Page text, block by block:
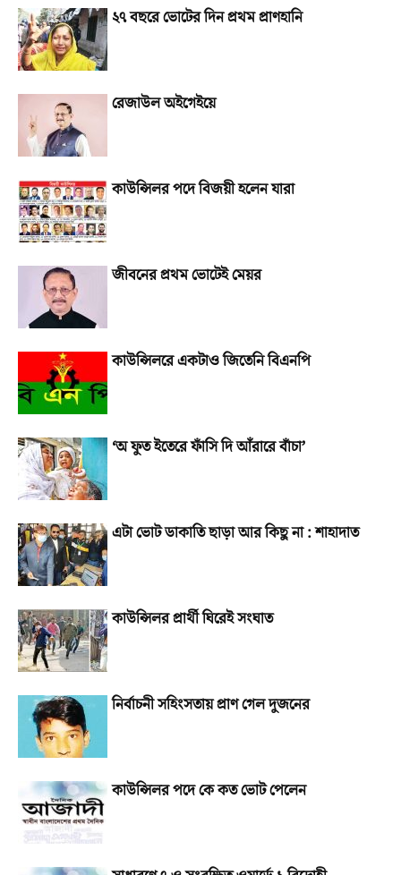
২৭ বছরে ভোটের দিন প্রথম প্রাণহানি
রেজাউল অইগেইয়ে
কাউন্সিলর পদে বিজয়ী হলেন যারা
জীবনের প্রথম ভোটেই মেয়র
কাউন্সিলরে একটাও জিতেনি বিএনপি
‘অ ফুত ইতেরে ফাঁসি দি আঁরারে বাঁচা’
এটা ভোট ডাকাতি ছাড়া আর কিছু না : শাহাদাত
কাউন্সিলর প্রার্থী ঘিরেই সংঘাত
নির্বাচনী সহিংসতায় প্রাণ গেল দুজনের
কাউন্সিলর পদে কে কত ভোট পেলেন